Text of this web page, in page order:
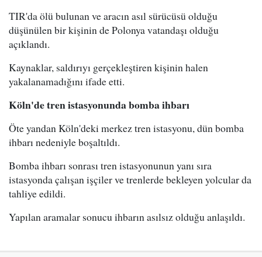
TIR'da ölü bulunan ve aracın asıl sürücüsü olduğu
düşünülen bir kişinin de Polonya vatandaşı olduğu
açıklandı.
Kaynaklar, saldırıyı gerçekleştiren kişinin halen
yakalanamadığını ifade etti.
Köln'de tren istasyonunda bomba ihbarı
Öte yandan Köln'deki merkez tren istasyonu, dün bomba
ihbarı nedeniyle boşaltıldı.
Bomba ihbarı sonrası tren istasyonunun yanı sıra
istasyonda çalışan işçiler ve trenlerde bekleyen yolcular da
tahliye edildi.
Yapılan aramalar sonucu ihbarın asılsız olduğu anlaşıldı.